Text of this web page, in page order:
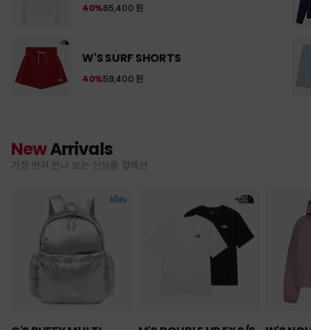
65,400 원
40%
W'S SURF SHORTS
59,400 원
40%
NewArrivals
가장 먼저 만나 보는 신상품 컬렉션